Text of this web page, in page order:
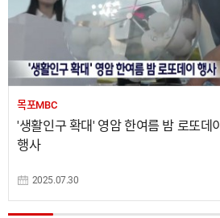
목포MBC
'생활인구 확대' 영암 한여름 밤 로또데이
행사
2025.07.30